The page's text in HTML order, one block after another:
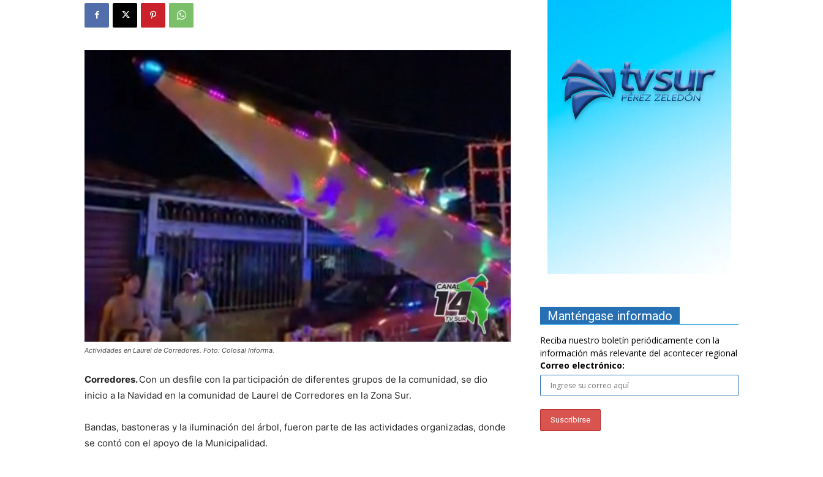
Actividades en Laurel de Corredores. Foto: Colosal Informa.
Corredores.Con un desfile con la participación de diferentes grupos de la comunidad, se dio
inicio a la Navidad en la comunidad de Laurel de Corredores en la Zona Sur.
Bandas, bastoneras y la iluminación del árbol, fueron parte de las actividades organizadas, donde
se contó con el apoyo de la Municipalidad.
Manténgase informado
Reciba nuestro boletín periódicamente con la
información más relevante del acontecer regional
Correo electrónico: